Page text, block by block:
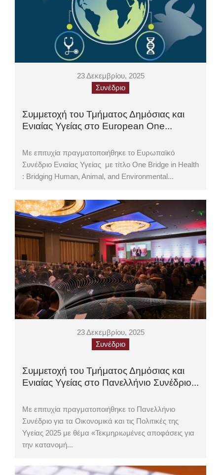
23 Δεκεμβρίου, 2025
Συνέδριο
Συμμετοχή του Τμήματος Δημόσιας και
Ενιαίας Υγείας στο European One...
Με επιτυχία πραγματοποιήθηκε το Ευρωπαϊκό
Συνέδριο Ενιαίας Υγείας με τίτλο One Bridge in Health
: Bridging Human, Animal, and Environmental...
23 Δεκεμβρίου, 2025
Συνέδριο
Συμμετοχή του Τμήματος Δημόσιας και
Ενιαίας Υγείας στο Πανελλήνιο Συνέδριο...
Με επιτυχία πραγματοποιήθηκε το Πανελλήνιο
Συνέδριο για τα Οικονομικά και τις Πολιτικές της
Υγείας 2025 με θέμα «Τεκμηριωμένες αποφάσεις για
την κατανομή...